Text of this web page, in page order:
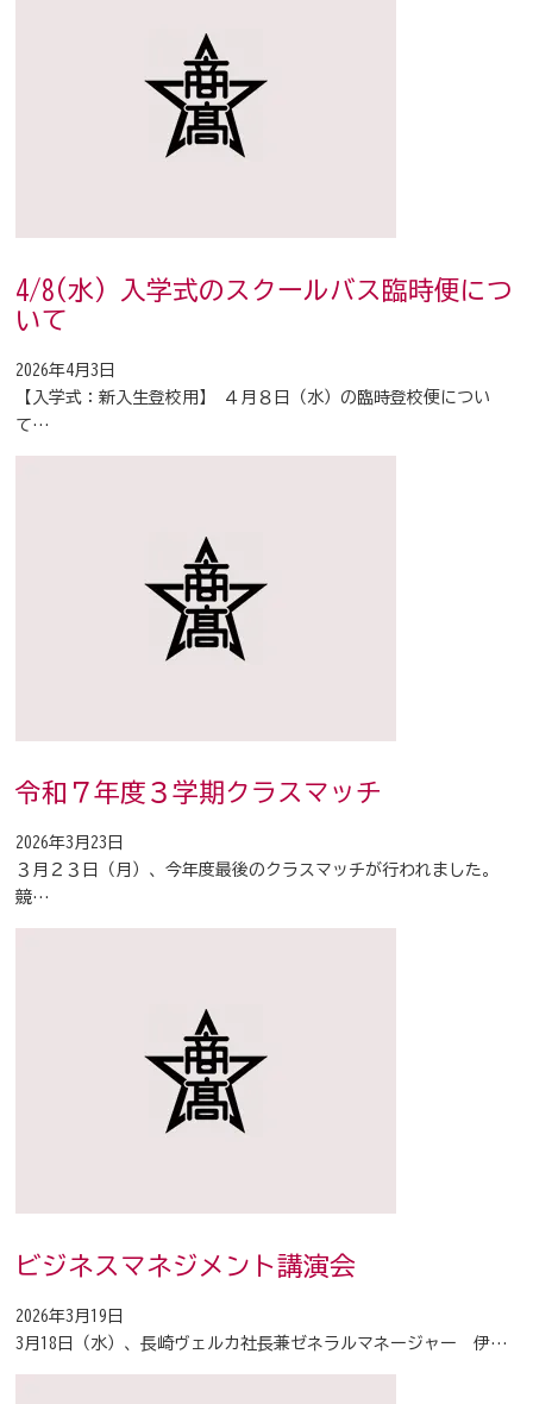
4/8(水) 入学式のスクールバス臨時便につ
いて
2026年4月3日
【入学式：新入生登校用】 ４月８日（水）の臨時登校便につい
て…
令和７年度３学期クラスマッチ
2026年3月23日
３月２３日（月）、今年度最後のクラスマッチが行われました。
競…
ビジネスマネジメント講演会
2026年3月19日
3月18日（水）、長崎ヴェルカ社長兼ゼネラルマネージャー 伊…